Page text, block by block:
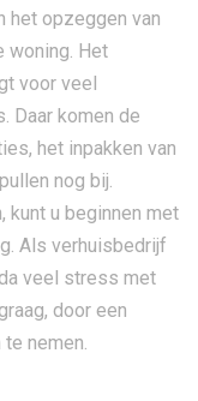
het opzeggen van
woning. Het
voor veel
Daar komen de
het inpakken van
nog bij.
kunt u beginnen met
Als verhuisbedrijf
veel stress met
door een
nemen.